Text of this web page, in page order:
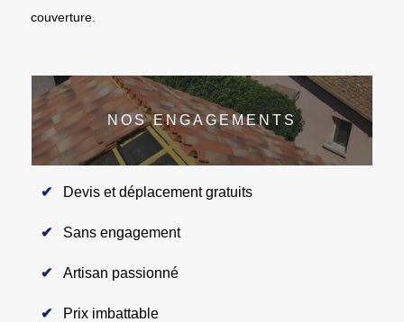
couverture.
NOS ENGAGEMENTS
Devis et déplacement gratuits
Sans engagement
Artisan passionné
Prix imbattable